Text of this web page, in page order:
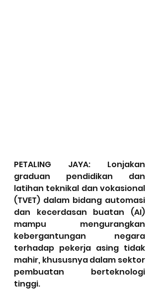
PETALING JAYA: Lonjakan
graduan pendidikan dan
latihan teknikal dan vokasional
(TVET) dalam bidang automasi
dan kecerdasan buatan (AI)
mampu mengurangkan
kebergantungan negara
terhadap pekerja asing tidak
mahir, khususnya dalam sektor
pembuatan berteknologi
tinggi.